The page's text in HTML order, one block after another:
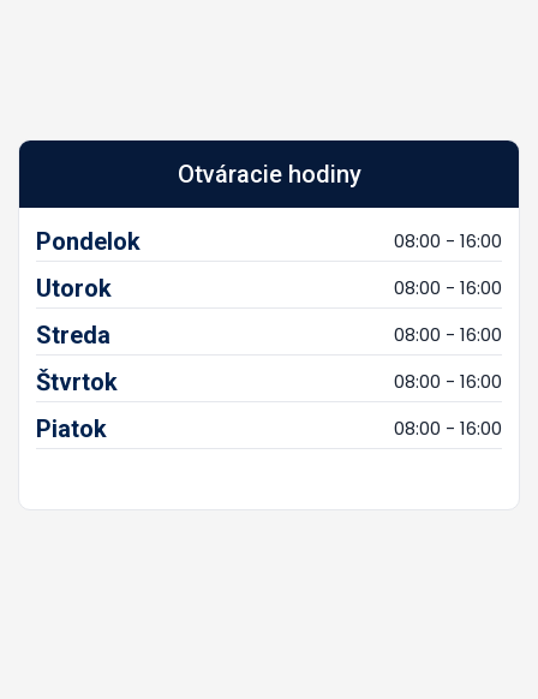
Otváracie hodiny
Pondelok 08:00 - 16:00
Utorok 08:00 - 16:00
Streda 08:00 - 16:00
Štvrtok 08:00 - 16:00
Piatok 08:00 - 16:00